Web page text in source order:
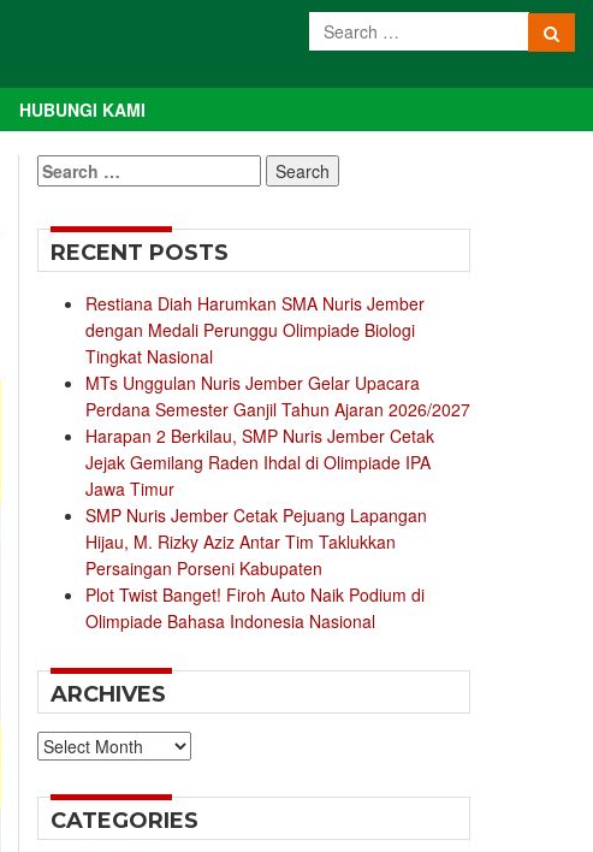
HUBUNGI KAMI
Search
for:
RECENT POSTS
Restiana Diah Harumkan SMA Nuris Jember
dengan Medali Perunggu Olimpiade Biologi
Tingkat Nasional
MTs Unggulan Nuris Jember Gelar Upacara
Perdana Semester Ganjil Tahun Ajaran 2026/2027
Harapan 2 Berkilau, SMP Nuris Jember Cetak
Jejak Gemilang Raden Ihdal di Olimpiade IPA
Jawa Timur
SMP Nuris Jember Cetak Pejuang Lapangan
Hijau, M. Rizky Aziz Antar Tim Taklukkan
Persaingan Porseni Kabupaten
Plot Twist Banget! Firoh Auto Naik Podium di
Olimpiade Bahasa Indonesia Nasional
ARCHIVES
Archives
CATEGORIES